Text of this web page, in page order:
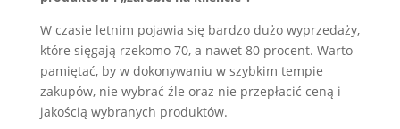
W czasie letnim pojawia się bardzo dużo wyprzedaży,
które sięgają rzekomo 70, a nawet 80 procent. Warto
pamiętać, by w dokonywaniu w szybkim tempie
zakupów, nie wybrać źle oraz nie przepłacić ceną i
jakością wybranych produktów.